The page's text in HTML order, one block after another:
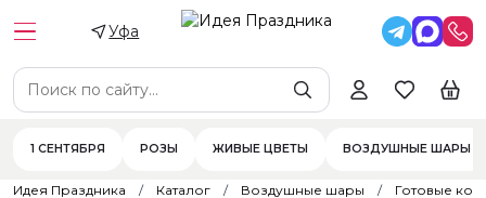
Уфа
1 СЕНТЯБРЯ РОЗЫ ЖИВЫЕ ЦВЕТЫ ВОЗДУШНЫЕ ШАРЫ
Идея Праздника Каталог Воздушные шары Готовые